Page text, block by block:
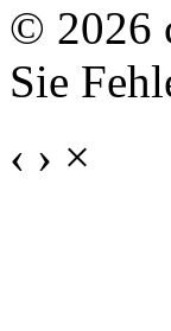
© 2026
Sie
‹ › ×